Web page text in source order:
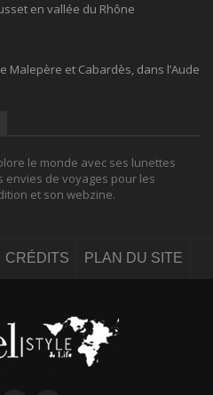
en vallée du Rhône
Malepère et Cabardès, dans l’Aude
le monde avec ses lunettes
envies de voyages pour les
et son webzine.
CRÉDITS PLAN DU SITE